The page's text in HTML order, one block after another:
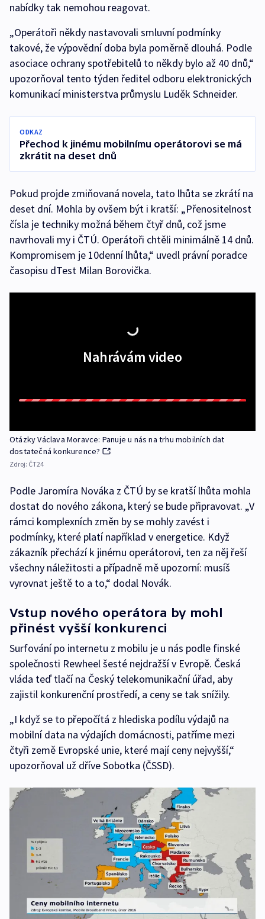
nabídky tak nemohou reagovat.
„Operátoři někdy nastavovali smluvní podmínky
takové, že výpovědní doba byla poměrně dlouhá. Podle
asociace ochrany spotřebitelů to někdy bylo až 40 dnů,“
upozorňoval tento týden ředitel odboru elektronických
komunikací ministerstva průmyslu Luděk Schneider.
ODKAZ
Přechod k jinému mobilnímu operátorovi se má
zkrátit na deset dnů
Pokud projde zmiňovaná novela, tato lhůta se zkrátí na
deset dní. Mohla by ovšem být i kratší: „Přenositelnost
čísla je techniky možná během čtyř dnů, což jsme
navrhovali my i ČTÚ. Operátoři chtěli minimálně 14 dnů.
Kompromisem je 10denní lhůta,“ uvedl právní poradce
časopisu dTest Milan Borovička.
Nahrávám video
Otázky Václava Moravce: Panuje u nás na trhu mobilních dat
dostatečná konkurence?
Zdroj: ČT24
Podle Jaromíra Nováka z ČTÚ by se kratší lhůta mohla
dostat do nového zákona, který se bude připravovat. „V
rámci komplexních změn by se mohly zavést i
podmínky, které platí například v energetice. Když
zákazník přechází k jinému operátorovi, ten za něj řeší
všechny náležitosti a případně mě upozorní: musíš
vyrovnat ještě to a to,“ dodal Novák.
Vstup nového operátora by mohl
přinést vyšší konkurenci
Surfování po internetu z mobilu je u nás podle finské
společnosti Rewheel šesté nejdražší v Evropě. Česká
vláda teď tlačí na Český telekomunikační úřad, aby
zajistil konkurenční prostředí, a ceny se tak snížily.
„I když se to přepočítá z hlediska podílu výdajů na
mobilní data na výdajích domácnosti, patříme mezi
čtyři země Evropské unie, které mají ceny nejvyšší,“
upozorňoval už dříve Sobotka (ČSSD).